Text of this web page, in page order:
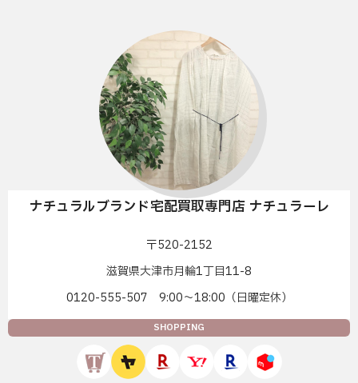
ナチュラルブランド宅配買取専門店 ナチュラーレ
〒520-2152
滋賀県大津市月輪1丁目11-8
0120-555-507 9:00〜18:00（日曜定休）
SHOPPING